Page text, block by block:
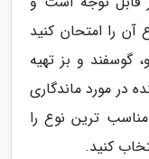
آن را امتحان کنید
گوسفند و بز تهیه
در مورد ماندگاری
ترین نوع را
کنید.